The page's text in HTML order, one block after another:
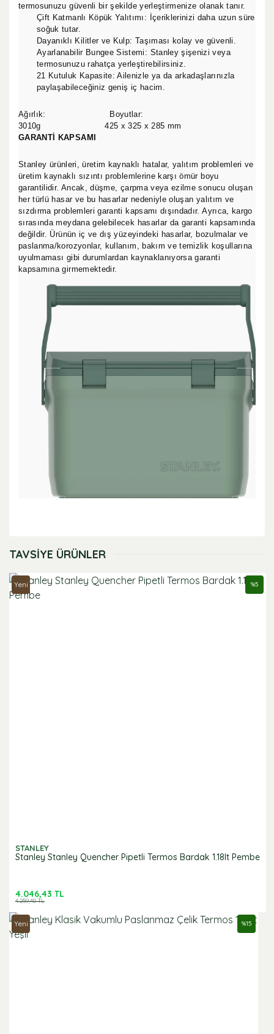
termosunuzu güvenli bir şekilde yerleştirmenize olanak tanır.
Çift Katmanlı Köpük Yalıtımı: İçeriklerinizi daha uzun süre
soğuk tutar.
Dayanıklı Kilitler ve Kulp: Taşıması kolay ve güvenli.
Ayarlanabilir Bungee Sistemi: Stanley şişenizi veya
termosunuzu rahatça yerleştirebilirsiniz.
21 Kutuluk Kapasite: Ailenizle ya da arkadaşlarınızla
paylaşabileceğiniz geniş iç hacim.
Ağırlık: Boyutlar:
3010g 425 x 325 x 285 mm
GARANTİ KAPSAMI
Stanley ürünleri, üretim kaynaklı hatalar, yalıtım problemleri ve
üretim kaynaklı sızıntı problemlerine karşı ömür boyu
garantilidir. Ancak, düşme, çarpma veya ezilme sonucu oluşan
her türlü hasar ve bu hasarlar nedeniyle oluşan yalıtım ve
sızdırma problemleri garanti kapsamı dışındadır. Ayrıca, kargo
sırasında meydana gelebilecek hasarlar da garanti kapsamında
değildir. Ürünün iç ve dış yüzeyindeki hasarlar, bozulmalar ve
paslanma/korozyonlar, kullanım, bakım ve temizlik koşullarına
uyulmaması gibi durumlardan kaynaklanıyorsa garanti
kapsamına girmemektedir.
formunu kullanarak tarafımıza iletebilirsiniz.
TAVSİYE ÜRÜNLER
Yeni
STANLEY
Stanley Stanley Quencher Pipetli Termos Bardak 1.18lt Pembe
%5
4.046,43 TL
4.259,40 TL
Yeni %15